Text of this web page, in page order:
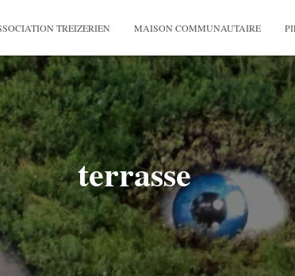
TREIZERIEN MAISON COMMUNAUTAIRE
terrasse